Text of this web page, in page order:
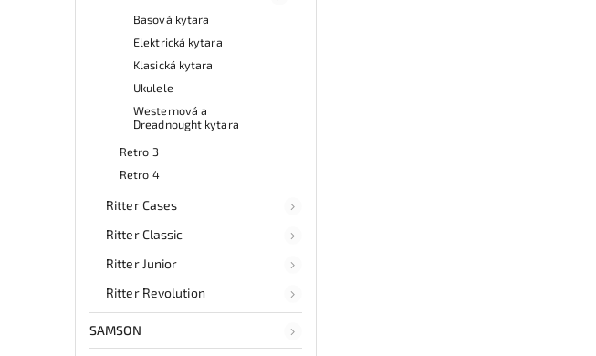
Basová kytara
Elektrická kytara
Klasická kytara
Ukulele
Westernová a
Dreadnought kytara
Retro 3
Retro 4
Ritter Cases
Ritter Classic
Ritter Junior
Ritter Revolution
SAMSON